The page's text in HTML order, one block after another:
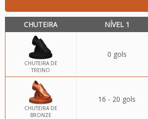
CHUTEIRA NÍVEL 1
CHUTEIRA DE
TREINO
0 gols
CHUTEIRA DE
BRONZE
16 - 20 gols